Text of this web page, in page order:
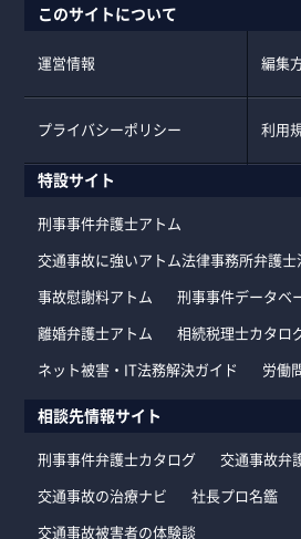
このサイトについて
運営情報 編集
プライバシーポリシー 利用
特設サイト
刑事事件弁護士アトム
交通事故に強いアトム法律事務所弁護士
事故慰謝料アトム 刑事事件データベ
離婚弁護士アトム 相続税理士カタロ
ネット被害・IT法務解決ガイド 労働
相談先情報サイト
刑事事件弁護士カタログ 交通事故弁
交通事故の治療ナビ 社長プロ名鑑
交通事故被害者の体験談